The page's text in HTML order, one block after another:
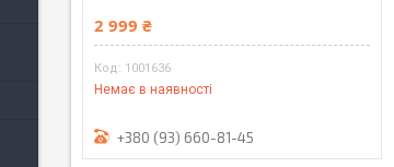
2 999 ₴
1001636
Немає в наявності
+380 (93) 660-81-45